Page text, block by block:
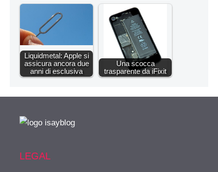
Liquidmetal: Apple si
assicura ancora due
anni di esclusiva
Una scocca
trasparente da iFixit
LEGAL